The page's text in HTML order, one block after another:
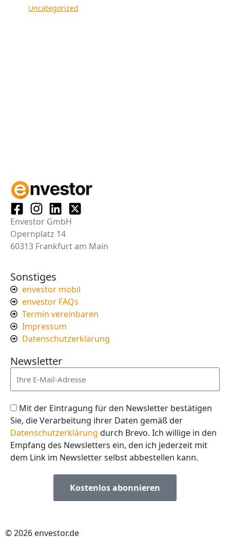
Uncategorized
Envestor GmbH
Opernplatz 14
60313 Frankfurt am Main
Sonstiges
envestor mobil
envestor FAQs
Termin vereinbaren
Impressum
Datenschutzerklärung
Newsletter
Mit der Eintragung für den Newsletter bestätigen
Sie, die Verarbeitung ihrer Daten gemäß der
Datenschutzerklärung durch Brevo. Ich willige in den
Empfang des Newsletters ein, den ich jederzeit mit
dem Link im Newsletter selbst abbestellen kann.
Kostenlos abonnieren
© 2026 envestor.de